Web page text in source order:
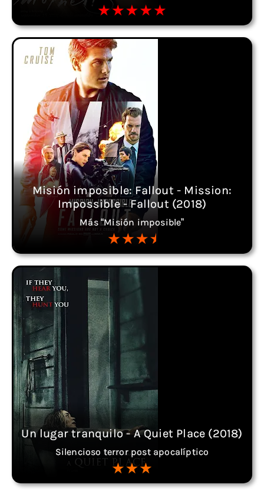
Misión imposible: Fallout - Mission:
Impossible - Fallout (2018)
Más “Misión imposible”
Un lugar tranquilo - A Quiet Place (2018)
Silencioso terror post apocalíptico